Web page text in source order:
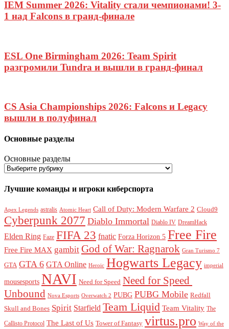
IEM Summer 2026: Vitality стали чемпионами! 3-
1 над Falcons в гранд-финале
ESL One Birmingham 2026: Team Spirit
разгромили Tundra и вышли в гранд-финал
CS Asia Championships 2026: Falcons и Legacy
вышли в полуфинал
Основные разделы
Основные разделы
Лучшие команды и игроки киберспорта
Apex Legends astralis Atomic Heart Call of Duty: Modern Warfare 2 Cloud9
Cyberpunk 2077 Diablo Immortal Diablo IV DreamHack
Elden Ring Faze FIFA 23 fnatic Forza Horizon 5 Free Fire
Free Fire MAX gambit God of War: Ragnarok Gran Turismo 7
GTA GTA 6 GTA Online Heroic Hogwarts Legacy imperial
mousesports NAVI Need for Speed Need for Speed ​​
Unbound Nova Esports Overwatch 2 PUBG PUBG Mobile Redfall
Skull and Bones Spirit Starfield Team Liquid Team Vitality The
Callisto Protocol The Last of Us Tower of Fantasy virtus.pro Way of the